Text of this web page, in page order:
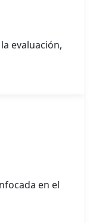
evaluación,
en el